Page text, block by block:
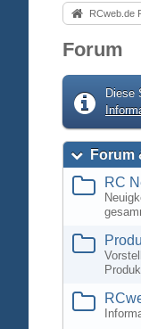
RCweb.de
Forum
Diese
Forum
RC